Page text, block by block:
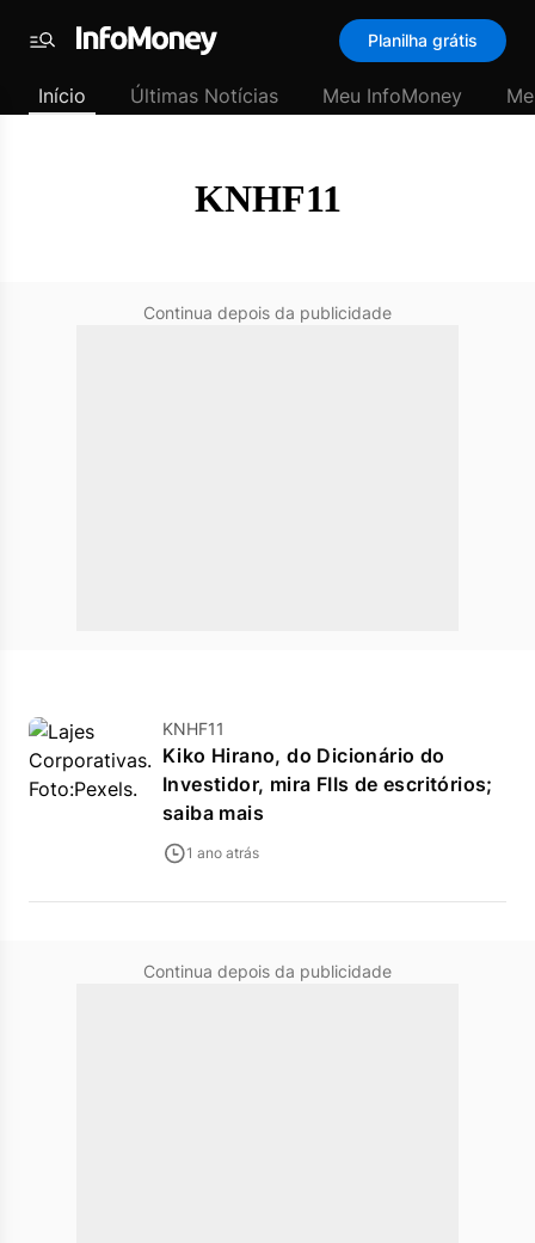
Padrão
Últimas
Menu
Planilha grátis
Início Últimas Notícias Meu InfoMoney
KNHF11
Continua depois da publicidade
KNHF11
Kiko Hirano, do Dicionário do
Investidor, mira FIIs de escritórios;
saiba mais
1 ano atrás
Continua depois da publicidade